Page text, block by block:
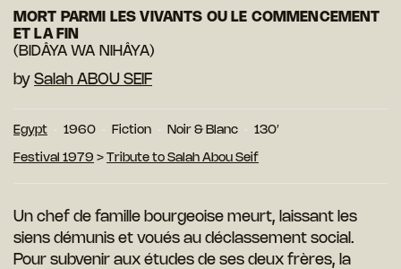
MORT PARMI LES VIVANTS OU LE COMMENCEMENT
ET LA FIN
(BIDÂYA WA NIHÂYA)
by Salah ABOU SEIF
Egypt 1960 Fiction Noir & Blanc 130′
Festival 1979 > Tribute to Salah Abou Seif
Un chef de famille bourgeoise meurt, laissant les
siens démunis et voués au déclassement social.
Pour subvenir aux études de ses deux frères, la